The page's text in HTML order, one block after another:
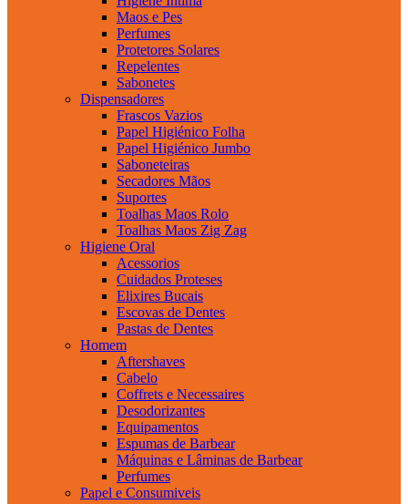
Maos e Pes
Perfumes
Protetores Solares
Repelentes
Sabonetes
Dispensadores
Frascos Vazios
Papel Higiénico Folha
Papel Higiénico Jumbo
Saboneteiras
Secadores Mãos
Suportes
Toalhas Maos Rolo
Toalhas Maos Zig Zag
Higiene Oral
Acessorios
Cuidados Proteses
Elixires Bucais
Escovas de Dentes
Pastas de Dentes
Homem
Aftershaves
Cabelo
Coffrets e Necessaires
Desodorizantes
Equipamentos
Espumas de Barbear
Máquinas e Lâminas de Barbear
Perfumes
Papel e Consumiveis